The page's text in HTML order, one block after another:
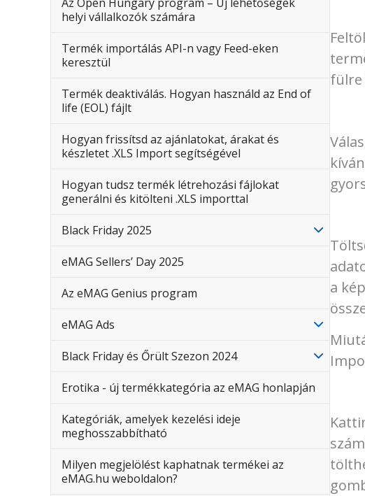
helyi vállalkozók számára
Termék importálás API-n vagy Feed-eken
keresztül
Termék deaktiválás. Hogyan használd az End of
life (EOL) fájlt
Hogyan frissítsd az ajánlatokat, árakat és
készletet .XLS Import segítségével
Hogyan tudsz termék létrehozási fájlokat
generálni és kitölteni .XLS importtal
Black Friday 2025
eMAG Sellers’ Day 2025
Az eMAG Genius program
eMAG Ads
Black Friday és Őrült Szezon 2024
Erotika - új termékkategória az eMAG honlapján
Kategóriák, amelyek kezelési ideje
meghosszabbítható
Milyen megjelölést kaphatnak termékei az
eMAG.hu weboldalon?
fülre
a